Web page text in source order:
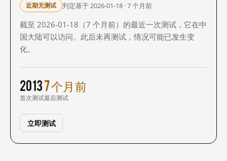
近期无测试 判定基于 2026-01-18 · 7 个月前
截至 2026-01-18（7 个月前）的最近一次测试，它在中
国大陆可以访问。此后未再测试，情况可能已发生变
化。
2013
首次测试
7 个月前
最后测试
立即测试